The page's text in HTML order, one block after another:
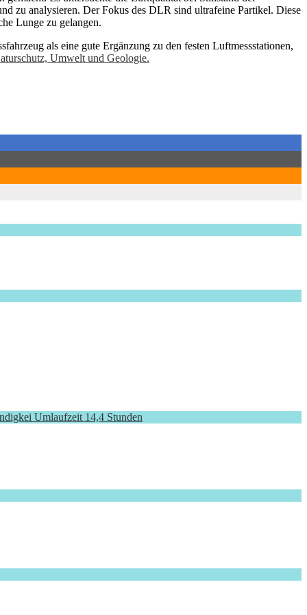
zu analysieren. Der Fokus des DLR sind ultrafeine Partikel. Diese
Lunge zu gelangen.
als eine gute Ergänzung zu den festen Luftmessstationen,
Umwelt und Geologie.